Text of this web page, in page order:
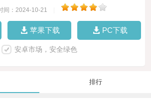
间：2024-10-21
苹果下载 PC下载
安卓市场，安全绿色
排行